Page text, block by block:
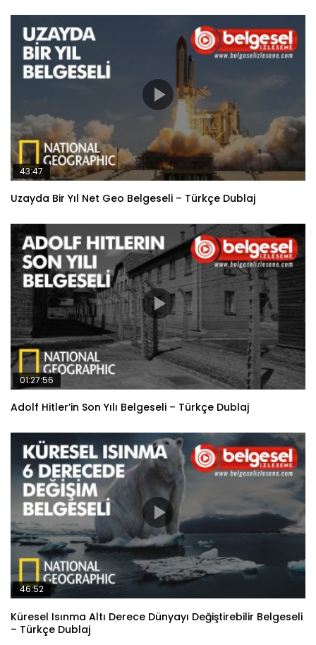
43:47
Uzayda Bir Yıl Net Geo Belgeseli – Türkçe Dublaj
01:27:56
Adolf Hitler’in Son Yılı Belgeseli – Türkçe Dublaj
46:52
Küresel Isınma Altı Derece Dünyayı Değiştirebilir Belgeseli
– Türkçe Dublaj